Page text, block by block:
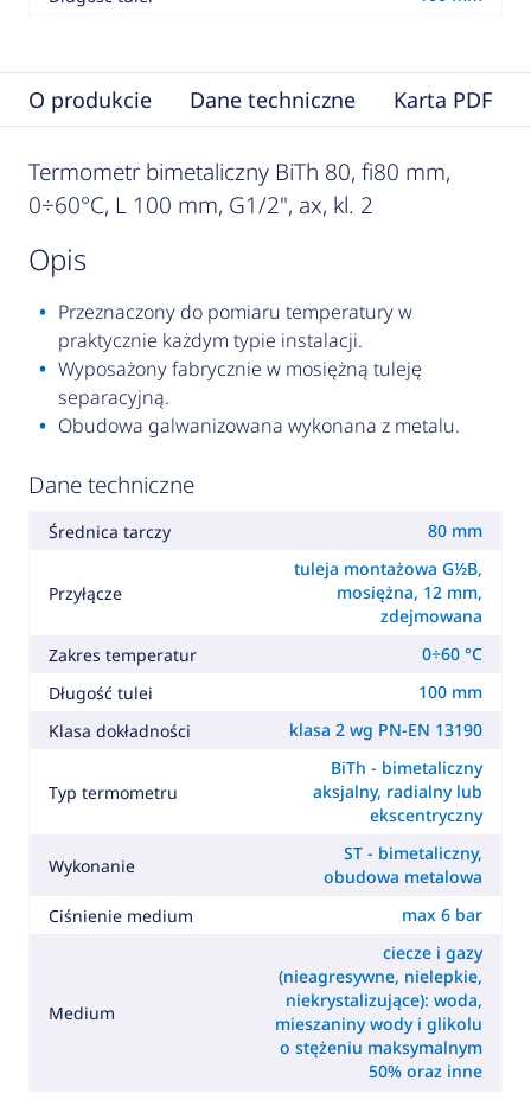
O produkcie Dane techniczne Karta PDF
Termometr bimetaliczny BiTh 80, fi80 mm,
0÷60°C, L 100 mm, G1/2", ax, kl. 2
opis
Przeznaczony do pomiaru temperatury w
praktycznie każdym typie instalacji.
Wyposażony fabrycznie w mosiężną tuleję
separacyjną.
Obudowa galwanizowana wykonana z metalu.
Dane techniczne
Średnica tarczy 80 mm
Przyłącze
tuleja montażowa G½B,
mosiężna, 12 mm,
zdejmowana
Zakres temperatur
0÷60 °C
Długość tulei
100 mm
Klasa dokładności
klasa 2 wg PN-EN 13190
Typ termometru
BiTh - bimetaliczny
aksjalny, radialny lub
ekscentryczny
Wykonanie
ST - bimetaliczny,
obudowa metalowa
Ciśnienie medium
max 6 bar
Medium
ciecze i gazy
(nieagresywne, nielepkie,
niekrystalizujące): woda,
mieszaniny wody i glikolu
o stężeniu maksymalnym
50% oraz inne